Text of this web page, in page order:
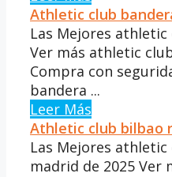
Athletic club
Las Mejores
Ver más athletic
Compra con
bandera ...
Leer Más
Athletic club bilbao
Las Mejores
madrid de 2025 Ver